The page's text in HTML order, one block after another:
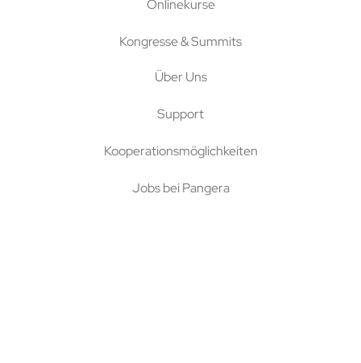
Onlinekurse
Kongresse & Summits
Über Uns
Support
Kooperationsmöglichkeiten
Jobs bei Pangera